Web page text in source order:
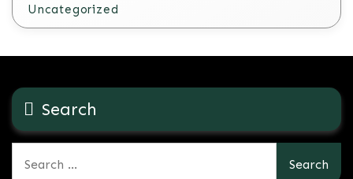
Uncategorized
Search
for: